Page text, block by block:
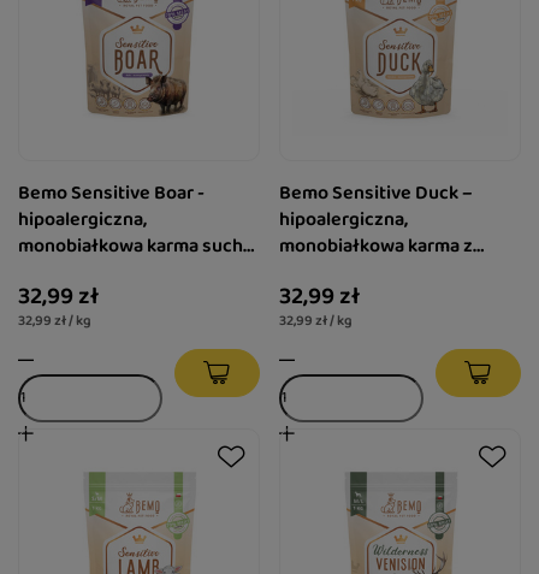
Bemo Sensitive Boar -
hipoalergiczna,
monobiałkowa karma sucha
psów małych i średnich ras
S/M 1 kg
32,99 zł
32,99 zł / kg
Bemo Sensitive Duck –
hipoalergiczna,
monobiałkowa karma z
małych i średnich ras S/M 1
kg
32,99 zł
32,99 zł / kg